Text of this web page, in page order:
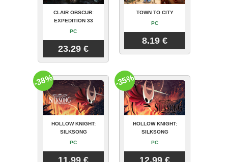
CLAIR OBSCUR:
EXPEDITION 33
PC
23.29 €
TOWN TO CITY
PC
8.19 €
HOLLOW KNIGHT:
SILKSONG
PC
-38%
HOLLOW KNIGHT:
SILKSONG
PC
-35%